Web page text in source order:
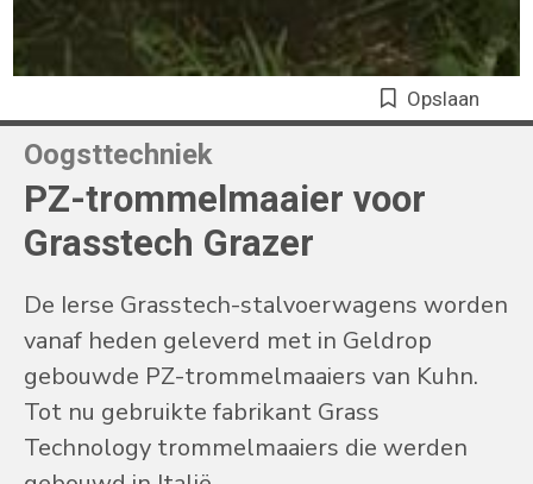
Opslaan
Oogsttechniek
PZ-trommelmaaier voor
Grasstech Grazer
De Ierse Grasstech-stalvoerwagens worden
vanaf heden geleverd met in Geldrop
gebouwde PZ-trommelmaaiers van Kuhn.
Tot nu gebruikte fabrikant Grass
Technology trommelmaaiers die werden